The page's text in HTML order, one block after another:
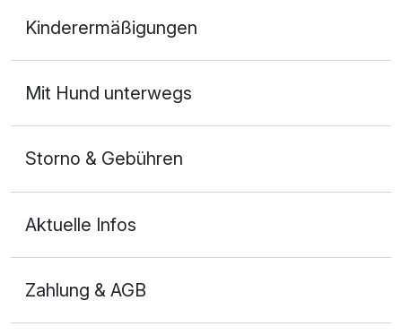
2 Erwachsene und 1 Kind
Kinderermäßigungen
Mit Hund unterwegs
Storno & Gebühren
Aktuelle Infos
Zahlung & AGB